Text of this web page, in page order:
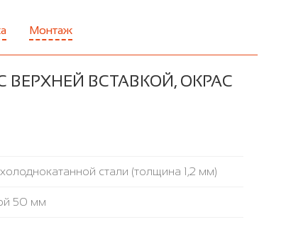
Монтаж
ВСТАВКОЙ, ОКРАС
стали (толщина 1,2 мм)
50 мм